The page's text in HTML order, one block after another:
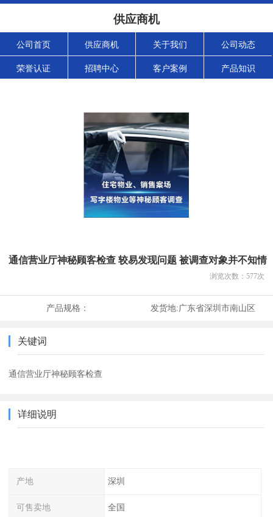
供应商机
公司首页 供应商机 关于我们 公司动态
荣誉认证 招聘中心 客户案例 产品知识
通信营业厅神秘顾客检查 较易发现问题 被调查对象并不知情
浏览次数： 577次
产品规格： 发货地:广东省深圳市南山区
关键词
通信营业厅神秘顾客检查
详细说明
产地 深圳
可售卖地 全国